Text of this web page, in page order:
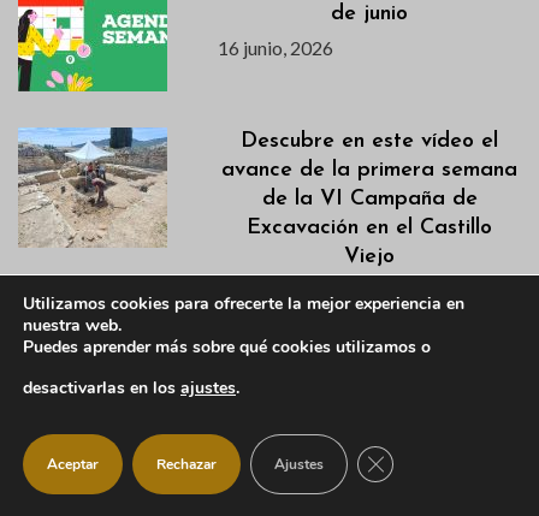
de junio
16 junio, 2026
Descubre en este vídeo el
avance de la primera semana
de la VI Campaña de
Excavación en el Castillo
Viejo
Actualización Campaña de
Utilizamos cookies para ofrecerte la mejor experiencia en
nuestra web.
Puedes aprender más sobre qué cookies utilizamos o
desactivarlas en los ajustes.
Aceptar Rechazar Ajustes CERRAR EL